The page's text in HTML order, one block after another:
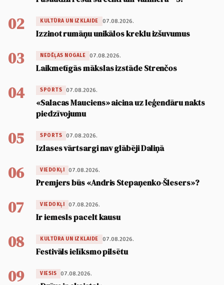
02 KULTŪRA UN IZKLAIDE 07.08.2026.
Izzinot rumāņu unikālos kreklu izšuvumus
03 NEDĒĻAS NOGALE 07.08.2026.
Laikmetīgās mākslas izstāde Strenčos
04 SPORTS 07.08.2026.
«Salacas Mauciens» aicina uz leģendāru nakts
piedzīvojumu
05 SPORTS 07.08.2026.
Izlases vārtsargi nav glābēji Daliņā
06 VIEDOKĻI 07.08.2026.
Premjers būs «Andris Stepaņenko-Šlesers»?
07 VIEDOKĻI 07.08.2026.
Ir iemesls pacelt kausu
08 KULTŪRA UN IZKLAIDE 07.08.2026.
Festivāls ielīksmo pilsētu
09 VIESIS 07.08.2026.